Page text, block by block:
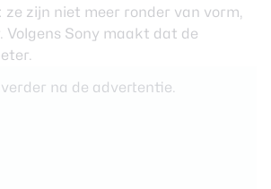
zijn niet meer ronder van vorm,
Volgens Sony maakt dat de
verder na de advertentie.